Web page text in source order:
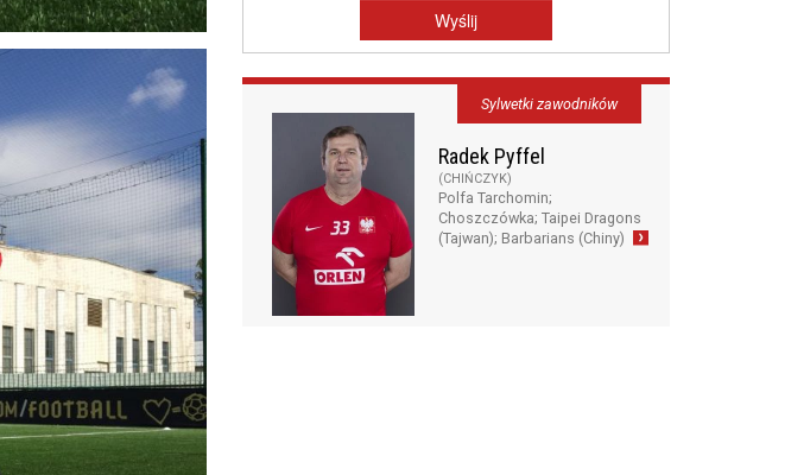
Radek Pyffel
(CHIŃCZYK)
Polfa Tarchomin;
Choszczówka; Taipei Dragons
(Tajwan); Barbarians (Chiny)
Sylwetki zawodników